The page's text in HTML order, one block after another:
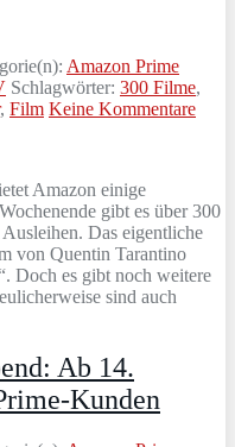
Amazon Prime
Schlagwörter: 300 Filme,
, Film Keine Kommentare
Amazon einige
gibt es über 300
Das eigentliche
von Quentin Tarantino
Doch es gibt noch weitere
sind auch
Ab 14.
Kunden